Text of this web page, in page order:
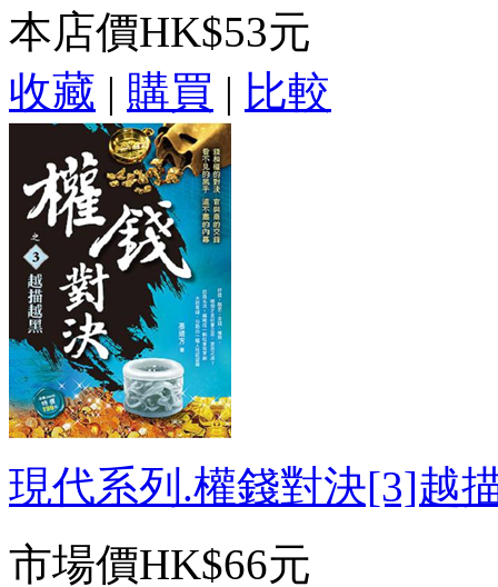
本店價HK$53元
收藏 | 購買 | 比較
現代系列.權錢對決[3]越
市場價HK$66元